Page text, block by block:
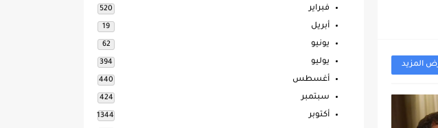
المزيد
فبراير 520
أبريل 19
يونيو 62
يوليو 394
أغسطس 440
سبتمبر 424
أكتوبر 1344